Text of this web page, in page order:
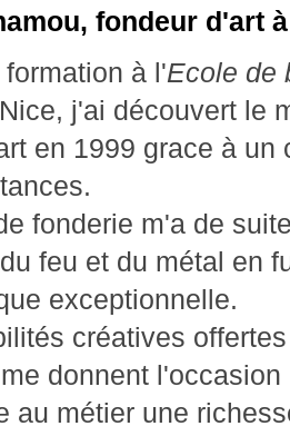
fondeur d'art
à l'Ecole de
j'ai découvert le
en 1999 grace à un
fonderie m'a de
feu et du métal en
exceptionnelle.
créatives
donnent
au métier une